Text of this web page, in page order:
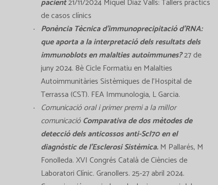
de casos clínics
Ponència Tècnica d'immunoprecipitació d'RNA:
que aporta a la interpretació dels resultats dels
immunoblots en malalties autoimmunes?27 de
juny 2024. 8è Cicle Formatiu en Malalties
Autoimmunitàries Sistèmiques de l’Hospital de
Terrassa (CST). FEA Immunologia, L Garcia.
Comunicació oral i primer premi a la millor
comunicacióComparativa de dos mètodes de
detecció dels anticossos anti-Scl70 en el
diagnòstic de l’Esclerosi Sistèmica.M Pallarés, M
Fonolleda. XVI Congrés Català de Ciències de
Laboratori Clínic. Granollers. 25-27 abril 2024.